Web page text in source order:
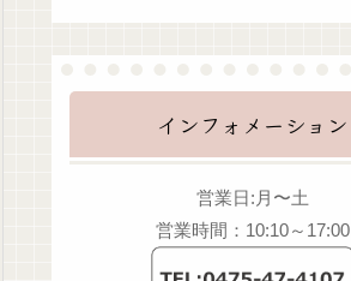
インフォメーション
営業日:月〜土
営業時間：10:10～17:00